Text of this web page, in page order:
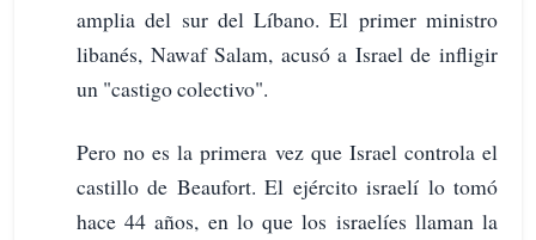
amplia del sur del Líbano. El primer ministro
libanés, Nawaf Salam, acusó a Israel de infligir
un "castigo colectivo".
Pero no es la primera vez que Israel controla el
castillo de Beaufort. El ejército israelí lo tomó
hace 44 años, en lo que los israelíes llaman la